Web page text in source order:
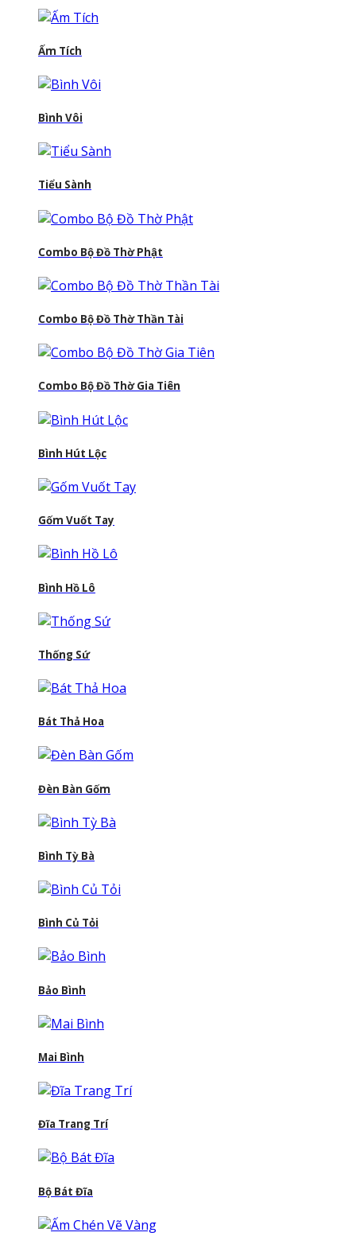
Ấm Tích
Bình Vôi
Tiểu Sành
Combo Bộ Đồ Thờ Phật
Combo Bộ Đồ Thờ Thần Tài
Combo Bộ Đồ Thờ Gia Tiên
Bình Hút Lộc
Gốm Vuốt Tay
Bình Hồ Lô
Thống Sứ
Bát Thả Hoa
Đèn Bàn Gốm
Bình Tỳ Bà
Bình Củ Tỏi
Bảo Bình
Mai Bình
Đĩa Trang Trí
Bộ Bát Đĩa